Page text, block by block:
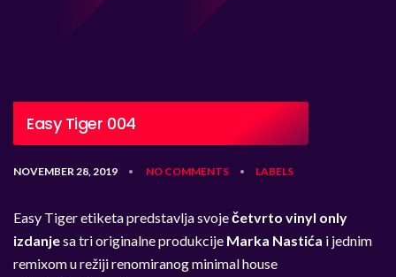
Easy Tiger 004
NOVEMBER 28, 2019 • NO COMMENTS • LABELS
Easy Tiger etiketa predstavlja svoječetvrto vinyl only
izdanjesa tri originalne produkcije Marka Nastića i jednim
remixom u režiji renomiranog minimal house